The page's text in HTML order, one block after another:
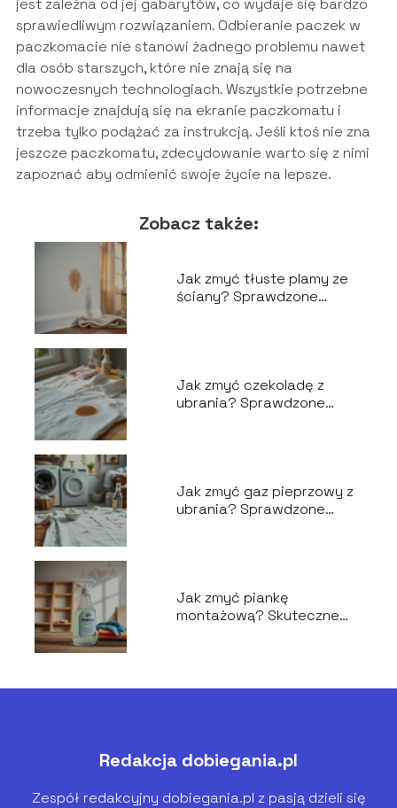
jest zależna od jej gabarytów, co wydaje się bardzo
sprawiedliwym rozwiązaniem. Odbieranie paczek w
paczkomacie nie stanowi żadnego problemu nawet
dla osób starszych, które nie znają się na
nowoczesnych technologiach. Wszystkie potrzebne
informacje znajdują się na ekranie paczkomatu i
trzeba tylko podążać za instrukcją. Jeśli ktoś nie zna
jeszcze paczkomatu, zdecydowanie warto się z nimi
zapoznać aby odmienić swoje życie na lepsze.
Zobacz także:
Jak zmyć tłuste plamy ze
ściany? Sprawdzone
Jak zmyć czekoladę z
ubrania? Sprawdzone
Jak zmyć gaz pieprzowy z
ubrania? Sprawdzone
Jak zmyć piankę
montażową? Skuteczne
Redakcja dobiegania.pl
Zespół redakcyjny dobiegania.pl z pasją dzieli się